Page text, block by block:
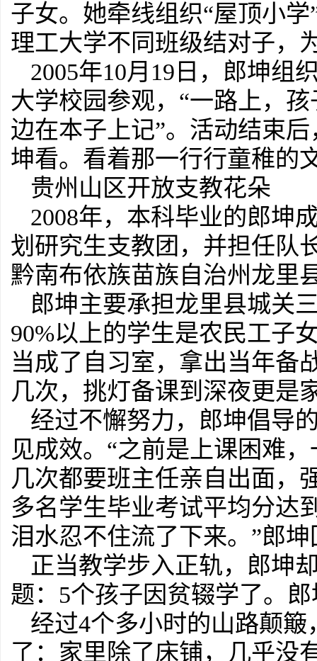
子女。她牵线组织“屋顶小
理工大学不同班级结对子，
2005年10月19日，郎坤组
大学校园参观，“一路上，
边在本子上记”。活动结束
坤看。看着那一行行童稚的
贵州山区开放支教花朵
2008年，本科毕业的郎坤
划研究生支教团，并担任队
黔南布依族苗族自治州龙里
郎坤主要承担龙里县城关
90%以上的学生是农民工子
当成了自习室，拿出当年备
几次，挑灯备课到深夜更是
经过不懈努力，郎坤倡导
见成效。“之前是上课困难
几次都要班主任亲自出面，
多名学生毕业考试平均分达
泪水忍不住流了下来。”郎
正当教学步入正轨，郎坤
题：5个孩子因贫辍学了。
经过4个多小时的山路颠
了：家里除了床铺，几乎没